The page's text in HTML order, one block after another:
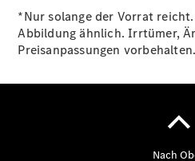
Reifen- und
*Nur solange der Vorrat
Abbildung ähnlich. Irrtümer,
Preisanpassungen vorbehalten.